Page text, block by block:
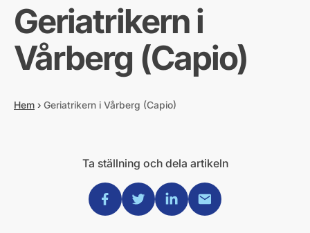
Geriatrikern i
Vårberg (Capio)
Hem › Geriatrikern i Vårberg (Capio)
Ta ställning och dela artikeln
Dela via Facebook
Dela via Twitter
Dela via Linkedin
Dela via Mail